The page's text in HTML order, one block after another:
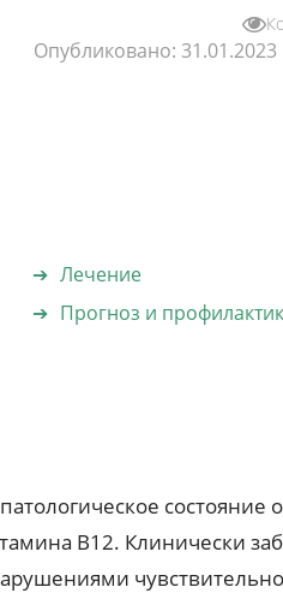
Опубликовано: 31.01.2023
Лечение
Прогноз и
состояние
В12. Клинически